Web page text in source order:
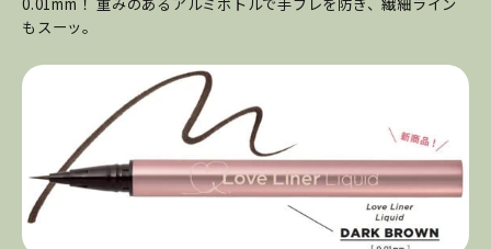
もスーッ。